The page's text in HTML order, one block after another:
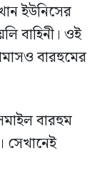
ইউনিসের
বাহিনী। ওই
বারহুমের
বারহুম
সেখানেই